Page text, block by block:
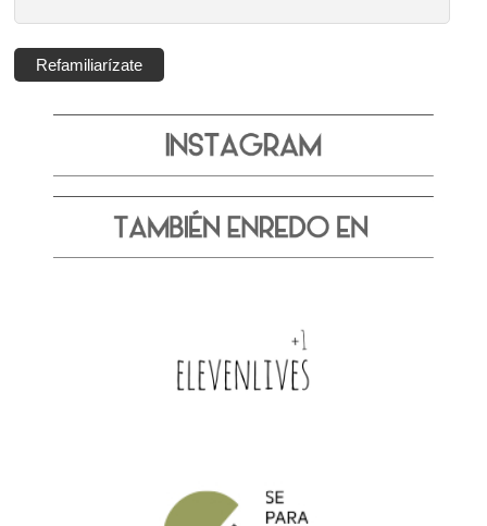
correo
electrónico:
Refamiliarízate